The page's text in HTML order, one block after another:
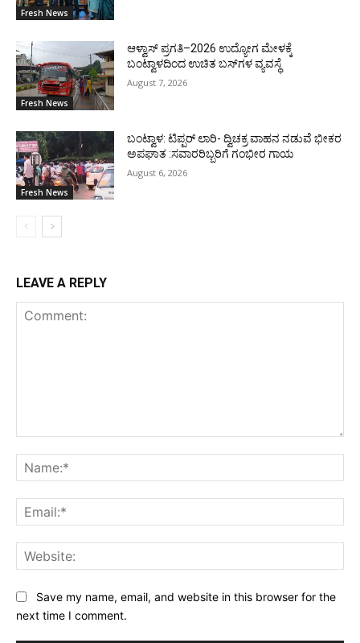
Fresh News
Fresh News
ಆಳ್ವಾಸ್ ಪ್ರಗತಿ–2026 ಉದ್ಯೋಗ ಮೇಳಕ್ಕೆ
ಬಂಟ್ವಾಳದಿಂದ ಉಚಿತ ಬಸ್‌ಗಳ ವ್ಯವಸ್ಥೆ
August 7, 2026
Fresh News
ಬಂಟ್ವಾಳ: ಟಿಪ್ಪರ್ ಲಾರಿ- ದ್ವಿಚಕ್ರ ವಾಹನ ನಡುವೆ ಭೀಕರ
ಅಪಘಾತ :ಸವಾರರಿಬ್ಬರಿಗೆ ಗಂಭೀರ ಗಾಯ
August 6, 2026
LEAVE A REPLY
Save my name, email, and website in this browser for the
next time I comment.